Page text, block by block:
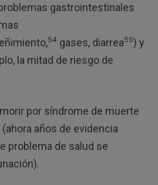
gastrointestinales
54gases, diarrea55) y
la mitad de riesgo de
por síndrome de muerte
(ahora años de evidencia
problema de salud se